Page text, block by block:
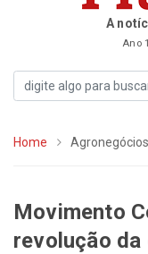
A
Ano
Home Agronegócios
Movimento
revolução